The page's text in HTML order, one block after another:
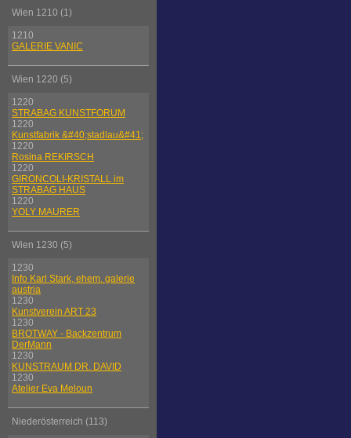
Wien 1210 (1)
1210
GALERIE VANIC
Wien 1220 (5)
1220
STRABAG KUNSTFORUM
1220
Kunstfabrik &#40;stadlau&#41;
1220
Rosina REKIRSCH
1220
GIRONCOLI-KRISTALL im
STRABAG HAUS
1220
YOLY MAURER
Wien 1230 (5)
1230
Info Karl Stark, ehem. galerie
austria
1230
Kunstverein ART 23
1230
BROTWAY - Backzentrum
DerMann
1230
KUNSTRAUM DR. DAVID
1230
Atelier Eva Meloun
Niederösterreich (113)